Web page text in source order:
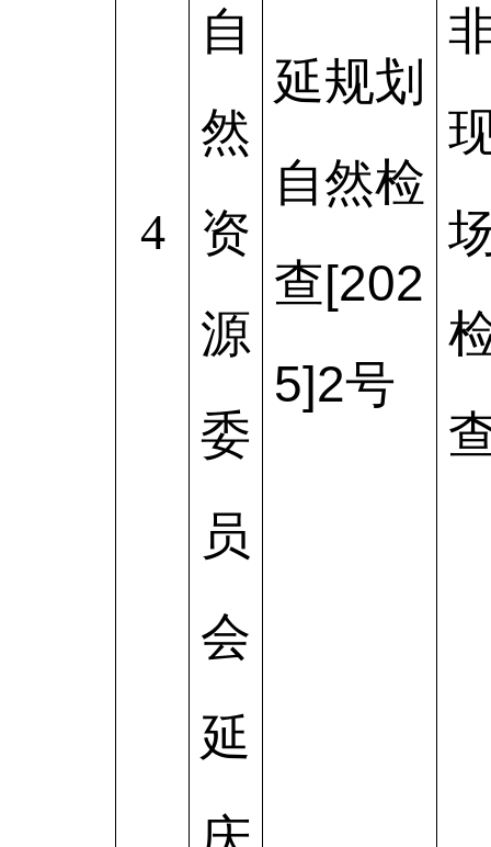
4
自
然
资
源
委
员
会
延
延规划
自然检
查[202
5]2号